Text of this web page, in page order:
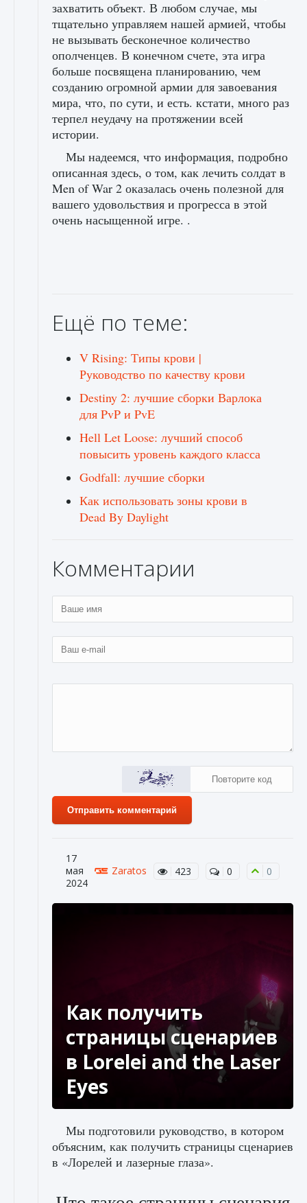
захватить объект. В любом случае, мы
тщательно управляем нашей армией, чтобы
не вызывать бесконечное количество
ополченцев. В конечном счете, эта игра
больше посвящена планированию, чем
созданию огромной армии для завоевания
мира, что, по сути, и есть. кстати, много раз
терпел неудачу на протяжении всей
истории.
Мы надеемся, что информация, подробно
описанная здесь, о том, как лечить солдат в
Men of War 2 оказалась очень полезной для
вашего удовольствия и прогресса в этой
очень насыщенной игре. .
Ещё по теме:
V Rising: Типы крови |
Руководство по качеству крови
Destiny 2: лучшие сборки Варлока
для PvP и PvE
Hell Let Loose: лучший способ
повысить уровень каждого класса
Godfall: лучшие сборки
Как использовать зоны крови в
Dead By Daylight
Комментарии
Отправить комментарий
17
мая
2024
Zaratos 423 0 0
Как получить
страницы сценариев
в Lorelei and the Laser
Eyes
Мы подготовили руководство, в котором
объясним, как получить страницы сценариев
в «Лорелей и лазерные глаза».